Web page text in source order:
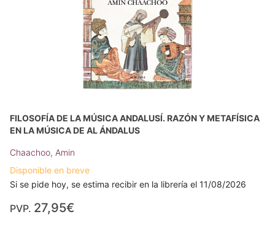
FILOSOFÍA DE LA MÚSICA ANDALUSÍ. RAZÓN Y METAFÍSICA
EN LA MÚSICA DE AL ÁNDALUS
Chaachoo, Amin
Disponible en breve
Si se pide hoy, se estima recibir en la librería el 11/08/2026
PVP. 27,95€